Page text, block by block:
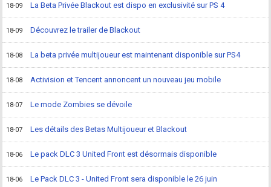
18-09 La Beta Privée Blackout est dispo en exclusivité sur PS 4
18-09 Découvrez le trailer de Blackout
18-08 La beta privée multijoueur est maintenant disponible sur PS4
18-08 Activision et Tencent annoncent un nouveau jeu mobile
18-07 Le mode Zombies se dévoile
18-07 Les détails des Betas Multijoueur et Blackout
18-06 Le pack DLC 3 United Front est désormais disponible
18-06 Le Pack DLC 3 - United Front sera disponible le 26 juin